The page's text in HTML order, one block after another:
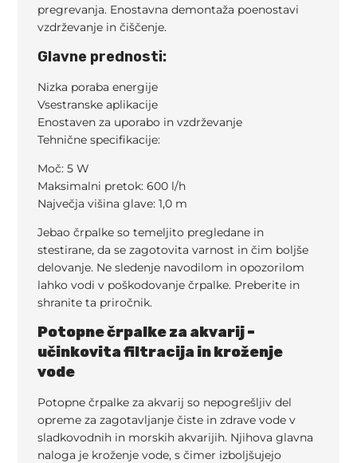
pregrevanja. Enostavna demontaža poenostavi
vzdrževanje in čiščenje.
Glavne prednosti:
Nizka poraba energije
Vsestranske aplikacije
Enostaven za uporabo in vzdrževanje
Tehnične specifikacije:
Moč: 5 W
Maksimalni pretok: 600 l/h
Največja višina glave: 1,0 m
Jebao črpalke so temeljito pregledane in
stestirane, da se zagotovita varnost in čim boljše
delovanje. Ne sledenje navodilom in opozorilom
lahko vodi v poškodovanje črpalke. Preberite in
shranite ta priročnik.
Potopne črpalke za akvarij –
učinkovita filtracija in kroženje
vode
Potopne črpalke za akvarij so nepogrešljiv del
opreme za zagotavljanje čiste in zdrave vode v
sladkovodnih in morskih akvarijih. Njihova glavna
naloga je kroženje vode, s čimer izboljšujejo